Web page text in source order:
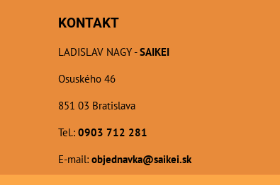
KONTAKT
LADISLAV NAGY -SAIKEI
Osuského 46
851 03 Bratislava
Tel.: 0903 712 281
E-mail: objednavka@saikei.sk